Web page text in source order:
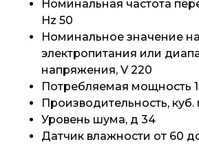
Номинальная частота
Hz 50
Номинальное значение
электропитания или
напряжения, V 220
Потребляемая мощность
Производительность, куб.
Уровень шума, д 34
Датчик влажности от 60